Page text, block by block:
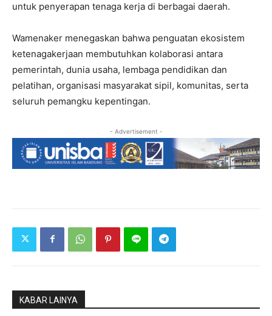
untuk penyerapan tenaga kerja di berbagai daerah.
Wamenaker menegaskan bahwa penguatan ekosistem
ketenagakerjaan membutuhkan kolaborasi antara
pemerintah, dunia usaha, lembaga pendidikan dan
pelatihan, organisasi masyarakat sipil, komunitas, serta
seluruh pemangku kepentingan.
- Advertisement -
KABAR LAINYA